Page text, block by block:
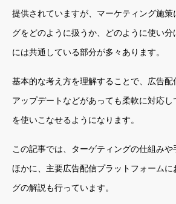
提供されていますが、マーケティング施
グをどのように扱うか、どのように使い
には共通している部分が多々あります。
基本的な考え方を理解することで、広告
アップデートなどがあっても柔軟に対応
を使いこなせるようになります。
この記事では、ターゲティングの仕組み
ほかに、主要広告配信プラットフォーム
グの解説も行っています。